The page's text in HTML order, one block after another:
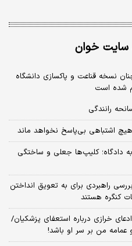
سایت خوان
نسخه قناعت و پاکسازی دانشگاه
شده است
رانندگی
اشتباهی بی‌پاسخ نخواهد ماند
دادگاه؛ کلیپ‌ها جعلی و ساختگی
راهبردی برای به تعویق انداختن
کنگره هستند
خرازی درباره استعفای پزشکیان/
عمامه من بر سر او باشد!